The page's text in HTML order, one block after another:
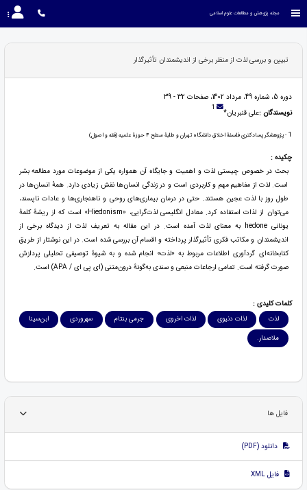
مجله پژوهش و مطالعات علوم اسلامی
تبیین و بررسی لذت از منظر برخی از اندیشمندان تأثیرگذار
دوره 5، شماره 49، مرداد 1402، صفحات 32 - 39
نویسندگان :علی قنبریان* 1
1 - پژوهشگر پسادکتری فلسفۀ اخلاقِ دانشگاه تهران و طلبۀ سطح 4 حوزۀ علمیه (فقه و اصول)
چکیده :
بحث در خصوص چیستی لذت و اهمیت و جایگاه آن همواره یکی از موضوعات مورد مطالعه بشر
است. لذت از مفاهیم مهم و کاربردی است و در زندگی انسان‌ها نقش زیادی دارد. همۀ انسان‌ها در
طول روز با لذت عجین هستند. حتی در درمان بیماری‌های روحی و ناهنجاری‌ها و عادات ناپسند،
می‌توان از لذات استفاده کرد. معادل انگلیسی لذت‌گرایی، «Hiedonism» است که از ریشۀ کلمۀ
یونانی hedone به معنای لذت آمده است. در این مقاله به تعریف لذت از دیدگاه برخی از
اندیشمندان و مکاتب فکری تأثیرگذار پرداخته و اقسام آن بررسی شده است. در این نوشتار از طریق
کتابخانه‌ای گردآوری اطلاعات مربوط به «لذت» انجام شده و به شیوۀ توصیفی تحلیلی پردازش
صورت گرفته است. تمامی ارجاعات منبعی و سندی به‌گونۀ درون‌متنی (ای پی ای / APA) است.
کلمات کلیدی :
لذت
لذات دنیوی لذات اخروی جرمی بنتام سهروردی
ابن‌سینا
ملاصدار.
فایل ها
دانلود (PDF)
فایل XML